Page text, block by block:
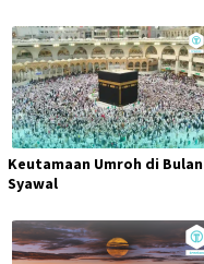
Keutamaan Umroh di Bulan
Syawal